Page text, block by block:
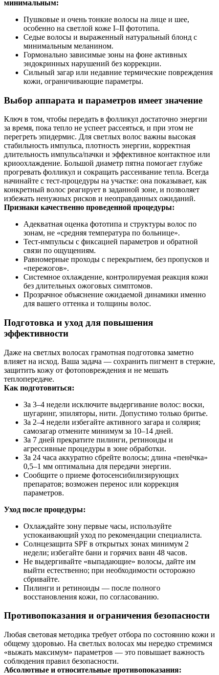
минимальным:
Пушковые и очень тонкие волосы на лице и шее,
особенно на светлой коже I–II фототипа.
Седые волосы и выраженный натуральный блонд с
минимальным меланином.
Гормонально зависимые зоны на фоне активных
эндокринных нарушений без коррекции.
Сильный загар или недавние термические повреждения
кожи, ограничивающие параметры.
Выбор аппарата и параметров имеет значение
Ключ в том, чтобы передать в фолликул достаточно энергии
за время, пока тепло не успеет рассеяться, и при этом не
перегреть эпидермис. Для светлых волос важны высокая
стабильность импульса, плотность энергии, корректная
длительность импульса/пачки и эффективное контактное или
криоохлаждение. Большой диаметр пятна помогает глубже
прогревать фолликул и сокращать рассеивание тепла. Всегда
начинайте с тест‑процедуры на участке: она показывает, как
конкретный волос реагирует в заданной зоне, и позволяет
избежать ненужных рисков и неоправданных ожиданий.
Признаки качественно проведенной процедуры:
Адекватная оценка фототипа и структуры волос по
зонам, не «средняя температура по больнице».
Тест‑импульсы с фиксацией параметров и обратной
связи по ощущениям.
Равномерные проходы с перекрытием, без пропусков и
«пережогов».
Системное охлаждение, контролируемая реакция кожи
без длительных ожоговых симптомов.
Прозрачное объяснение ожидаемой динамики именно
для вашего оттенка и толщины волос.
Подготовка и уход для повышения
эффективности
Даже на светлых волосах грамотная подготовка заметно
влияет на исход. Ваша задача — сохранить пигмент в стержне,
защитить кожу от фотоповреждения и не мешать
теплопередаче.
Как подготовиться:
За 3–4 недели исключите выдергивание волос: воски,
шугаринг, эпиляторы, нити. Допустимо только бритье.
За 2–4 недели избегайте активного загара и солярия;
самозагар отмените минимум за 10–14 дней.
За 7 дней прекратите пилинги, ретиноиды и
агрессивные процедуры в зоне обработки.
За 24 часа аккуратно сбрейте волосы; длина «пенёчка»
0,5–1 мм оптимальна для передачи энергии.
Сообщите о приеме фотосенсибилизирующих
препаратов; возможен перенос или коррекция
параметров.
Уход после процедуры:
Охлаждайте зону первые часы, используйте
успокаивающий уход по рекомендации специалиста.
Солнцезащита SPF в открытых зонах минимум 2
недели; избегайте бани и горячих ванн 48 часов.
Не выдергивайте «выпадающие» волосы, дайте им
выйти естественно; при необходимости осторожно
сбривайте.
Пилинги и ретиноиды — после полного
восстановления кожи, по согласованию.
Противопоказания и ограничения безопасности
Любая световая методика требует отбора по состоянию кожи и
общему здоровью. На светлых волосах мы нередко стремимся
«выжать максимум» параметров — это повышает важность
соблюдения правил безопасности.
Абсолютные и относительные противопоказания: